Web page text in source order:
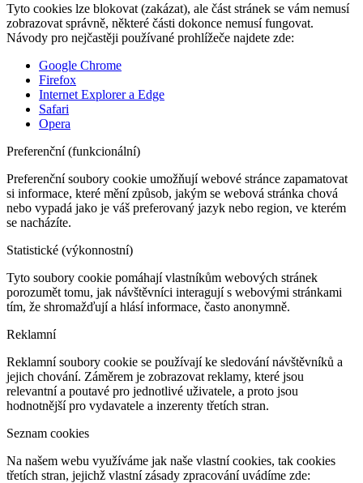
Tyto cookies lze blokovat (zakázat), ale část stránek se vám nemusí
zobrazovat správně, některé části dokonce nemusí fungovat.
Návody pro nejčastěji používané prohlížeče najdete zde:
Google Chrome
Firefox
Internet Explorer a Edge
Safari
Opera
Preferenční (funkcionální)
Preferenční soubory cookie umožňují webové stránce zapamatovat
si informace, které mění způsob, jakým se webová stránka chová
nebo vypadá jako je váš preferovaný jazyk nebo region, ve kterém
se nacházíte.
Statistické (výkonnostní)
Tyto soubory cookie pomáhají vlastníkům webových stránek
porozumět tomu, jak návštěvníci interagují s webovými stránkami
tím, že shromažďují a hlásí informace, často anonymně.
Reklamní
Reklamní soubory cookie se používají ke sledování návštěvníků a
jejich chování. Záměrem je zobrazovat reklamy, které jsou
relevantní a poutavé pro jednotlivé uživatele, a proto jsou
hodnotnější pro vydavatele a inzerenty třetích stran.
Seznam cookies
Na našem webu využíváme jak naše vlastní cookies, tak cookies
třetích stran, jejichž vlastní zásady zpracování uvádíme zde: